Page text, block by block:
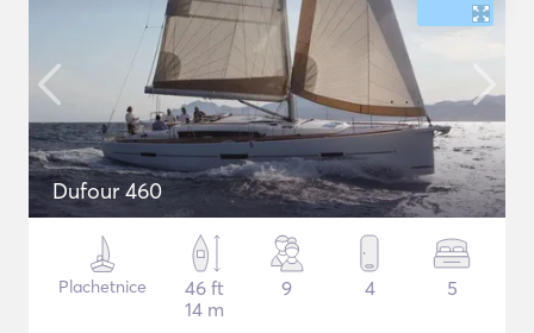
Dufour 460
Plachetnice
46 ft
14 m
9 4 5